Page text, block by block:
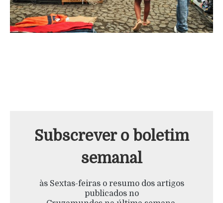
Subscrever o boletim
semanal
às Sextas-feiras o resumo dos artigos
publicados no